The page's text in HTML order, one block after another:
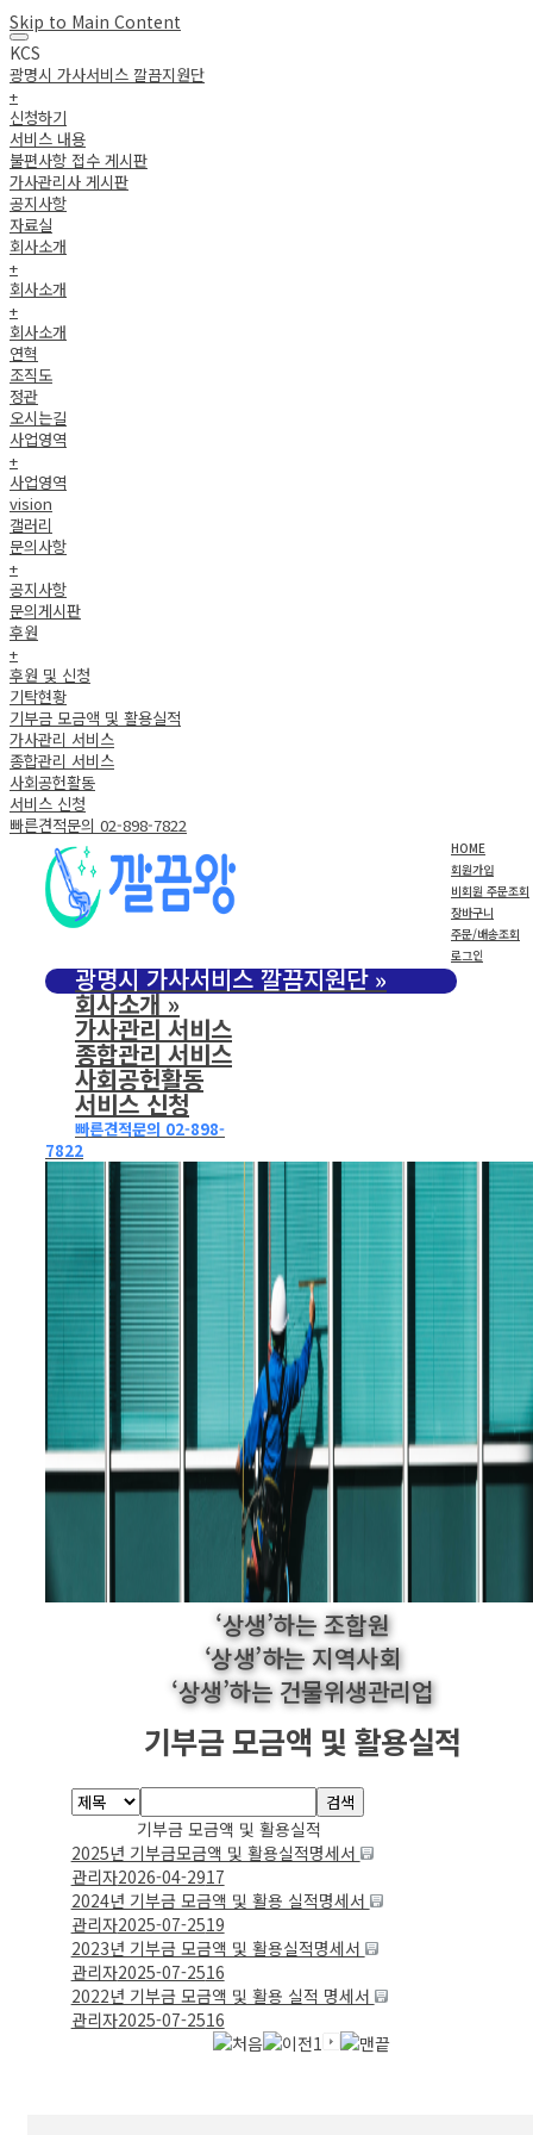
Skip to Main Content
KCS
광명시 가사서비스 깔끔지원단
+
신청하기
서비스 내용
불편사항 접수 게시판
가사관리사 게시판
공지사항
자료실
회사소개
+
회사소개
+
회사소개
연혁
조직도
정관
오시는길
사업영역
+
사업영역
vision
갤러리
문의사항
+
공지사항
문의게시판
후원
+
후원 및 신청
기탁현황
기부금 모금액 및 활용실적
가사관리 서비스
종합관리 서비스
사회공헌활동
서비스 신청
빠른견적문의 02-898-7822
HOME
회원가입
비회원 주문조회
장바구니
주문/배송조회
로그인
광명시 가사서비스 깔끔지원단»
회사소개»
가사관리 서비스
종합관리 서비스
사회공헌활동
서비스 신청
빠른견적문의 02-898-
7822
‘상생’하는 조합원
‘상생’하는 지역사회
‘상생’하는 건물위생관리업
기부금 모금액 및 활용실적
검색
기부금 모금액 및 활용실적
2025년 기부금모금액 및 활용실적명세서
관리자2026-04-2917
2024년 기부금 모금액 및 활용 실적명세서
관리자2025-07-2519
2023년 기부금 모금액 및 활용실적명세서
관리자2025-07-2516
2022년 기부금 모금액 및 활용 실적 명세서
관리자2025-07-2516
1